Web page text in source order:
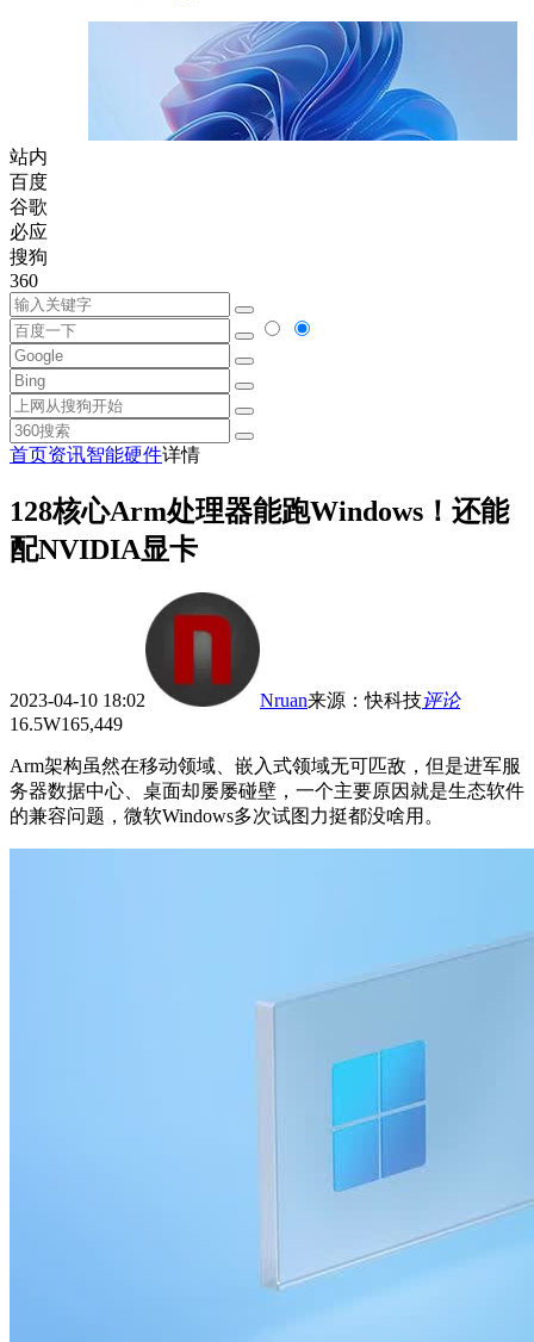
站内
百度
谷歌
必应
搜狗
360
首页资讯智能硬件详情
128核心Arm处理器能跑Windows！还能
配NVIDIA显卡
2023-04-10 18:02 Nruan来源 ：快科技评论
16.5W165,449
Arm架构虽然在移动领域、嵌入式领域无可匹敌，但是进军服
务器数据中心、桌面却屡屡碰壁，一个主要原因就是生态软件
的兼容问题，微软Windows多次试图力挺都没啥用。